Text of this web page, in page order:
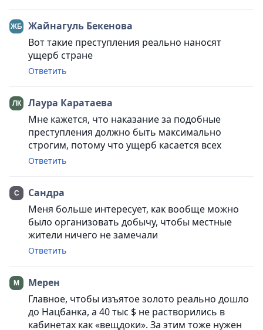
Жайнагуль Бекенова
Вот такие преступления реально наносят
ущерб стране
Ответить
Лаура Каратаева
Мне кажется, что наказание за подобные
преступления должно быть максимально
строгим, потому что ущерб касается всех
Ответить
Сандра
Меня больше интересует, как вообще можно
было организовать добычу, чтобы местные
жители ничего не замечали
Ответить
Мерен
Главное, чтобы изъятое золото реально дошло
до Нацбанка, а 40 тыс $ не растворились в
кабинетах как «вещдоки». За этим тоже нужен